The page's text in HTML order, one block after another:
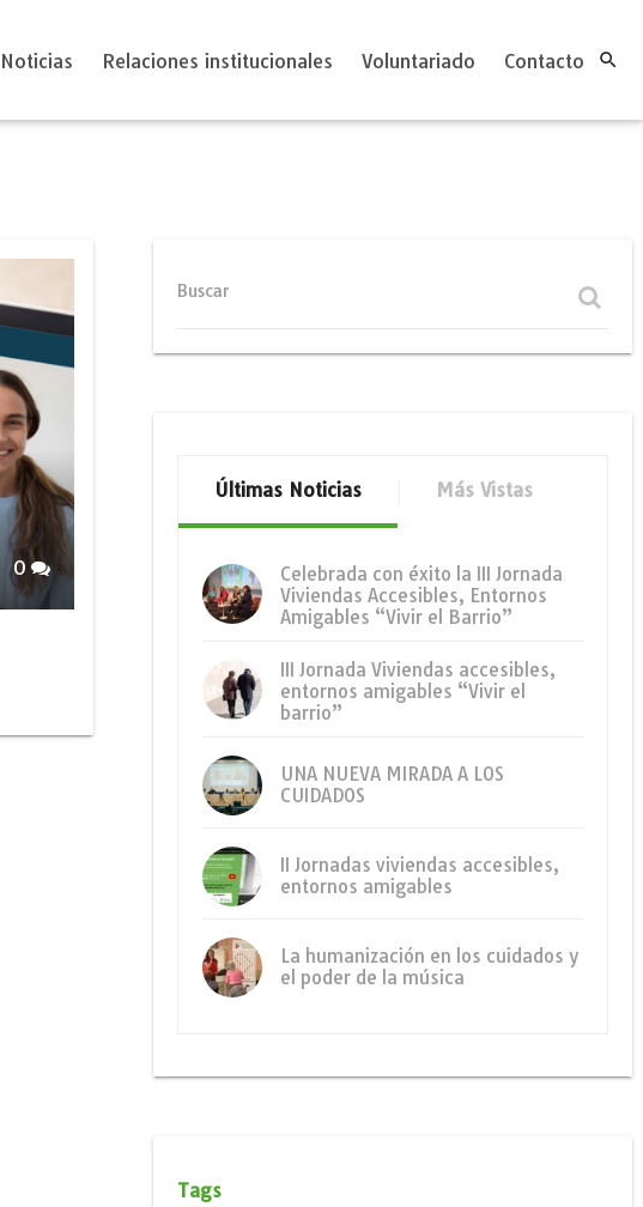

Noticias Relaciones institucionales Voluntariado Contacto
0
Buscar
Últimas Noticias Más Vistas
Celebrada con éxito la III Jornada
Viviendas Accesibles, Entornos
Amigables “Vivir el Barrio”
III Jornada Viviendas accesibles,
entornos amigables “Vivir el
barrio”
UNA NUEVA MIRADA A LOS
CUIDADOS
II Jornadas viviendas accesibles,
entornos amigables
La humanización en los cuidados y
el poder de la música
Tags